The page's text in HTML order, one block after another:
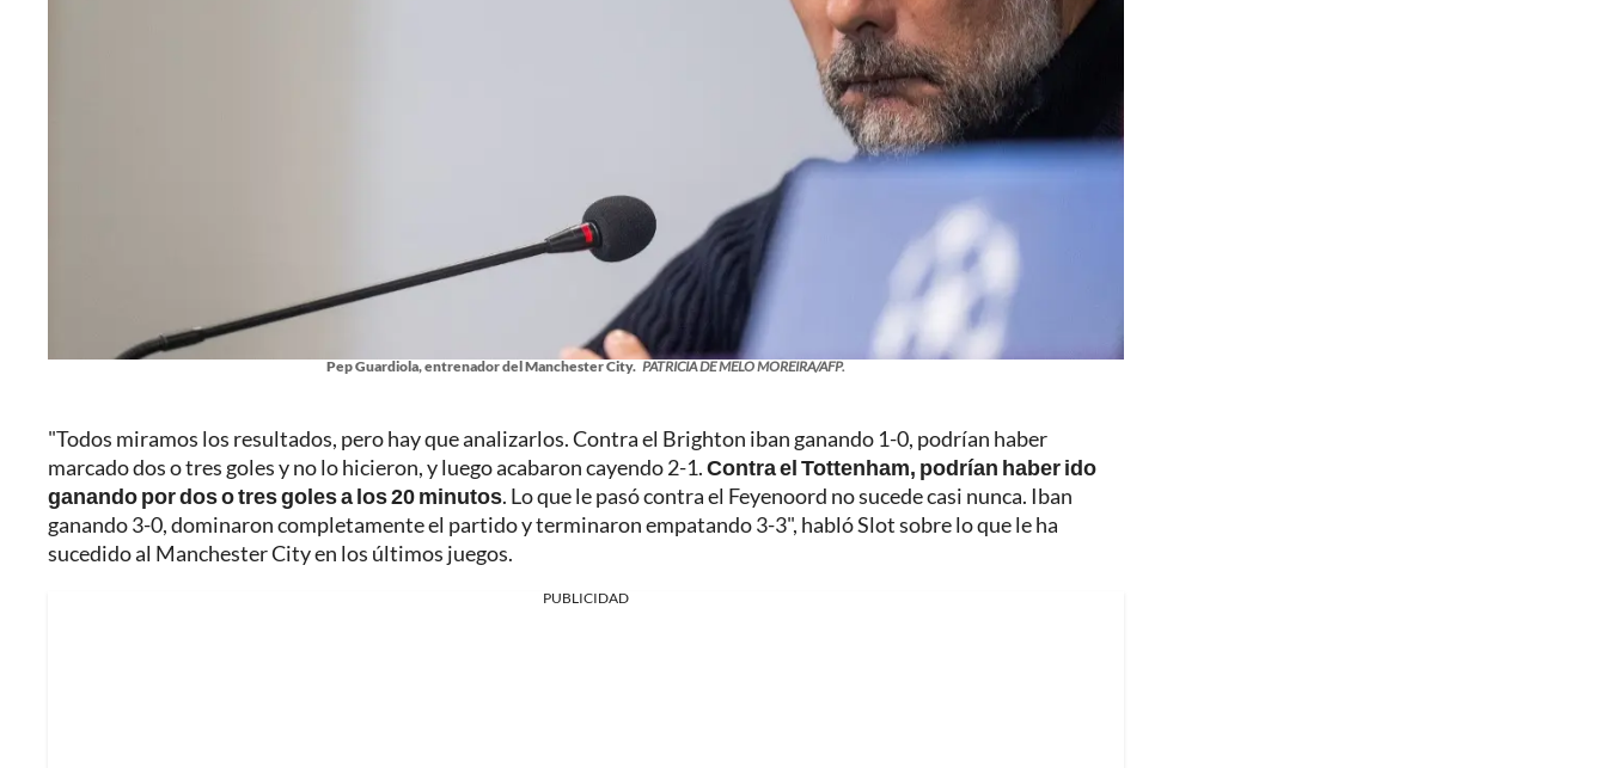
Pep Guardiola, entrenador del Manchester City. PATRICIA DE MELO MOREIRA/AFP.
"Todos miramos los resultados, pero hay que analizarlos. Contra el Brighton iban ganando 1-0, podrían haber
marcado dos o tres goles y no lo hicieron, y luego acabaron cayendo 2-1.Contra el Tottenham, podrían haber ido
ganando por dos o tres goles a los 20 minutos. Lo que le pasó contra el Feyenoord no sucede casi nunca. Iban
ganando 3-0, dominaron completamente el partido y terminaron empatando 3-3", habló Slot sobre lo que le ha
sucedido al Manchester City en los últimos juegos.
PUBLICIDAD